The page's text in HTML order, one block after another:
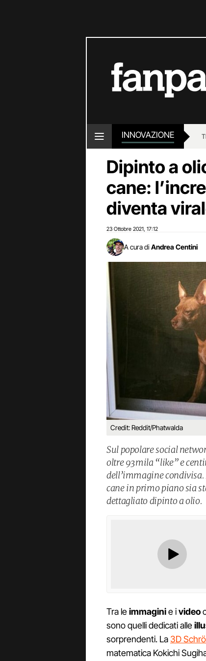
INNOVAZIONE
Dipinto a
cane:
diventa
23 Ottobre 2021 17:12
A cura di Andrea Centini
Credit: Reddit/Phatwalda
Sul popolare social
oltre 93mila “like” e
dell’immagine
cane in primo piano sia
dettagliato dipinto a olio.
Tra leimmaginie ivideo
sono quelli dedicati alle
sorprendenti. La 3D
matematica Kokichi